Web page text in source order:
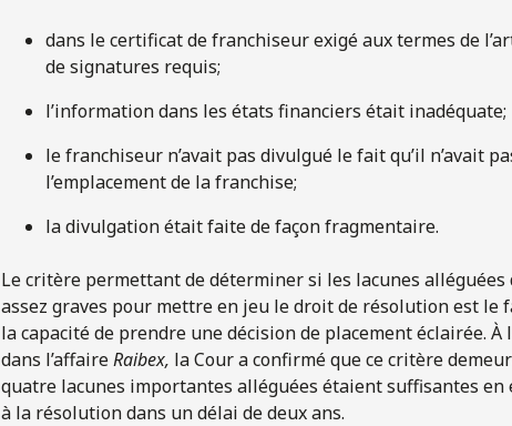
dans le certificat de franchiseur exigé aux termes de
de signatures requis;
l’information dans les états financiers était inadéquate;
le franchiseur n’avait pas divulgué le fait qu’il n’avait
l’emplacement de la franchise;
la divulgation était faite de façon fragmentaire.
Le critère permettant de déterminer si les lacunes
assez graves pour mettre en jeu le droit de résolution est le
la capacité de prendre une décision de placement éclairée. À
dans l’affaireRaibex, la Cour a confirmé que ce critère
quatre lacunes importantes alléguées étaient suffisantes
à la résolution dans un délai de deux ans.